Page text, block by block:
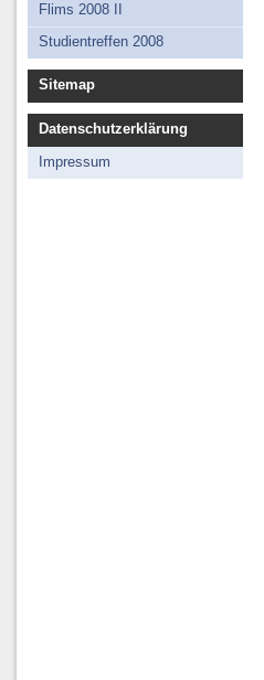
Flims 2008 II
Studientreffen 2008
Sitemap
Datenschutzerklärung
Impressum